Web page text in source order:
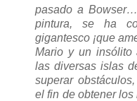
pasado a
pintura, se ha
gigantesco ¡que
Mario y un insólito
las diversas islas
superar
el fin de obtener